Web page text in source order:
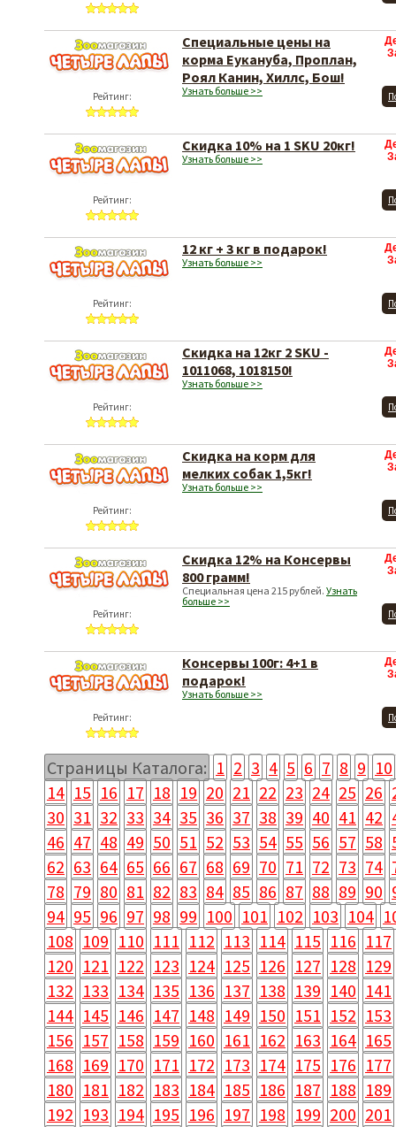
Рейтинг:
Специальные цены на
корма Еукануба, Проплан,
Роял Канин, Хиллс, Бош!
Узнать больше >>
Рейтинг:
Скидка 10% на 1 SKU 20кг!
Узнать больше >>
Рейтинг:
12 кг + 3 кг в подарок!
Узнать больше >>
Рейтинг:
Скидка на 12кг 2 SKU -
1011068, 1018150!
Узнать больше >>
Рейтинг:
Скидка на корм для
мелких собак 1,5кг!
Узнать больше >>
Рейтинг:
Скидка 12% на Консервы
800 грамм!
Специальная цена 215 рублей. Узнать
больше >>
Рейтинг:
Консервы 100г: 4+1 в
подарок!
Узнать больше >>
Страницы Каталога: 1 2 3 4 5 6 7 8 9 10
14 15 16 17 18 19 20 21 22 23 24 25 26
30 31 32 33 34 35 36 37 38 39 40 41 42
46 47 48 49 50 51 52 53 54 55 56 57 58
62 63 64 65 66 67 68 69 70 71 72 73 74
78 79 80 81 82 83 84 85 86 87 88 89 90
94 95 96 97 98 99 100 101 102 103 104
108 109 110 111 112 113 114 115 116 117
120 121 122 123 124 125 126 127 128 129
132 133 134 135 136 137 138 139 140 141
144 145 146 147 148 149 150 151 152 153
156 157 158 159 160 161 162 163 164 165
168 169 170 171 172 173 174 175 176 177
180 181 182 183 184 185 186 187 188 189
192 193 194 195 196 197 198 199 200 201